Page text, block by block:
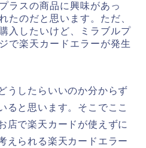
ラスの商品に興味があっ
たのだと思います。ただ、
入したいけど、ミラブルプ
で楽天カードエラーが発生
うしたらいいのか分からず
ると思います。そこでここ
店で楽天カードが使えずに
えられる楽天カードエラー